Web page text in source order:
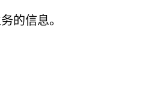
的信息。